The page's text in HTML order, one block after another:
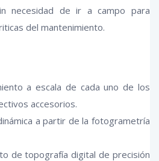
necesidad de ir a campo para
del mantenimiento.
a escala de cada uno de los
accesorios.
a partir de la fotogrametría
de topografía digital de precisión